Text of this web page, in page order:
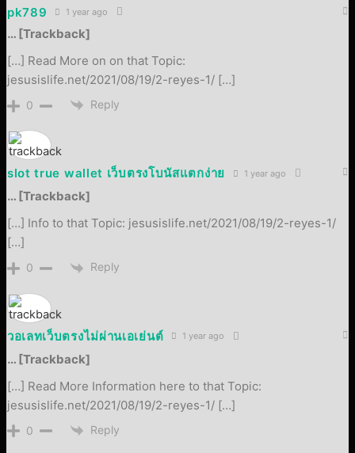
pk789 1 year ago
… [Trackback]
[…] Read More on on that Topic:
jesusislife.net/2021/08/19/2-reyes-1/ […]
0 Reply
slot true wallet เว็บตรงโบนัสแตกง่าย 1 year ago
… [Trackback]
[…] Info to that Topic: jesusislife.net/2021/08/19/2-reyes-1/
[…]
0 Reply
วอเลทเว็บตรงไม่ผ่านเอเย่นต์ 1 year ago
… [Trackback]
[…] Read More Information here to that Topic:
jesusislife.net/2021/08/19/2-reyes-1/ […]
0 Reply